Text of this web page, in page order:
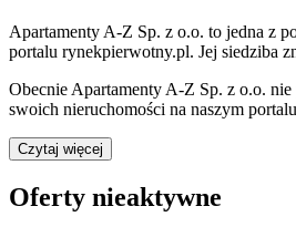
Apartamenty A-Z Sp. z o.o. to jedna z
portalu rynekpierwotny.pl. Jej siedziba
Obecnie Apartamenty A-Z Sp. z o.o. nie
swoich nieruchomości na naszym
Czytaj więcej
Oferty nieaktywne